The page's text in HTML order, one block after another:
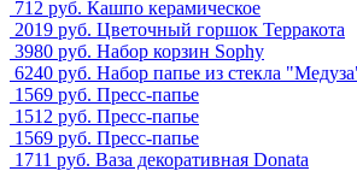
712 руб. Кашпо керамическое
2019 руб. Цветочный горшок Терракота
3980 руб. Набор корзин Sophy
6240 руб. Набор папье из стекла
1569 руб. Пресс-папье
1512 руб. Пресс-папье
1569 руб. Пресс-папье
1711 руб. Ваза декоративная Donata